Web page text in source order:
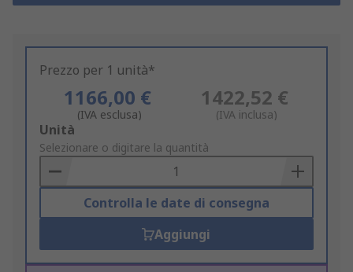
Prezzo per 1 unità*
1166,00 €
(IVA esclusa)
1422,52 €
(IVA inclusa)
Add
to
Basket
Unità
Selezionare o digitare la quantità
Controlla le date di consegna
Aggiungi